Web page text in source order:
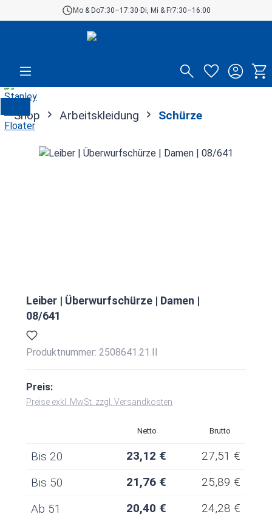
Zum Hauptinhalt springen
Mo & Do7:30–17:30· Di, Mi & Fr7:30–16:00
Shop Arbeitskleidung Schürze
Bildergalerie überspringen
Leiber | Überwurfschürze | Damen |
08/641
Produktnummer:2508641.21.II
Preis:
Preise exkl. MwSt. zzgl. Versandkosten
Netto Brutto
Bis 20 23,12 €
27,51 €
Bis 50 21,76 €
25,89 €
Ab 51 20,40 € 24,28 €